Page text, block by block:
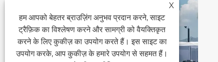
प्रदर्शनी तम्बू का प्रकार और दृश्य मिलान
और देखें >>
X
हम आपको बेहतर ब्राउज़िंग अनुभव प्रदान करने, साइट
ट्रैफ़िक का विश्लेषण करने और सामग्री को वैयक्तिकृत
करने के लिए कुकीज़ का उपयोग करते हैं। इस साइट का
उपयोग करके, आप कुकीज़ के हमारे उपयोग से सहमत हैं।